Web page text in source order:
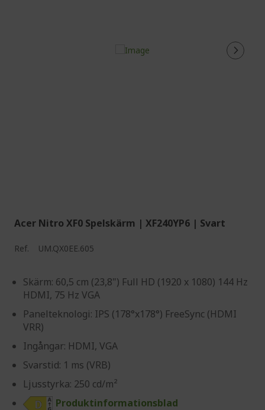
Acer Nitro XF0 Spelskärm | XF240YP6 | Svart
Ref. UM.QX0EE.605
Skärm: 60,5 cm (23,8") Full HD (1920 x 1080) 144 Hz
HDMI, 75 Hz VGA
Panelteknologi: IPS (178°x178°) FreeSync (HDMI
VRR)
Ingångar: HDMI, VGA
Svarstid: 1 ms (VRB)
Ljusstyrka: 250 cd/m²
Produktinformationsblad